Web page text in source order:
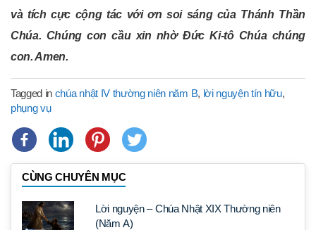
và tích cực cộng tác với ơn soi sáng của Thánh Thần
Chúa. Chúng con cầu xin nhờ Đức Ki-tô Chúa chúng
con. Amen.
Tagged in chúa nhật IV thường niên năm B, lời nguyện tín hữu,
phụng vụ
CÙNG CHUYÊN MỤC
Lời nguyện – Chúa Nhật XIX Thường niên
(Năm A)